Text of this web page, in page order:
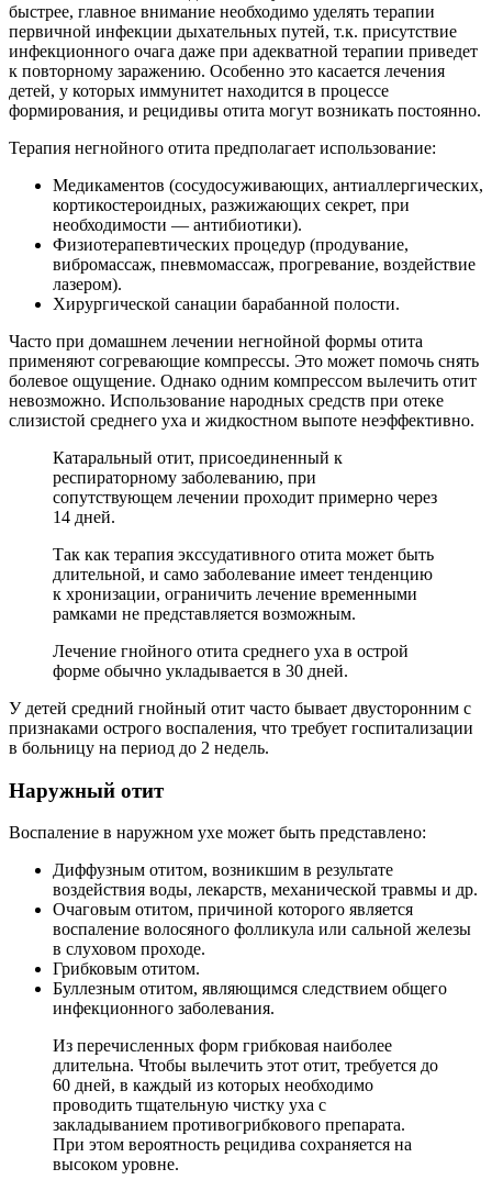
быстрее, главное внимание необходимо уделять терапии
первичной инфекции дыхательных путей, т.к. присутствие
инфекционного очага даже при адекватной терапии приведет
к повторному заражению. Особенно это касается лечения
детей, у которых иммунитет находится в процессе
формирования, и рецидивы отита могут возникать постоянно.
Терапия негнойного отита предполагает использование:
Медикаментов (сосудосуживающих, антиаллергических,
кортикостероидных, разжижающих секрет, при
необходимости — антибиотики).
Физиотерапевтических процедур (продувание,
вибромассаж, пневмомассаж, прогревание, воздействие
лазером).
Хирургической санации барабанной полости.
Часто при домашнем лечении негнойной формы отита
применяют согревающие компрессы. Это может помочь снять
болевое ощущение. Однако одним компрессом вылечить отит
невозможно. Использование народных средств при отеке
слизистой среднего уха и жидкостном выпоте неэффективно.
Катаральный отит, присоединенный к
респираторному заболеванию, при
сопутствующем лечении проходит примерно через
14 дней.
Так как терапия экссудативного отита может быть
длительной, и само заболевание имеет тенденцию
к хронизации, ограничить лечение временными
рамками не представляется возможным.
Лечение гнойного отита среднего уха в острой
форме обычно укладывается в 30 дней.
У детей средний гнойный отит часто бывает двусторонним с
признаками острого воспаления, что требует госпитализации
в больницу на период до 2 недель.
Наружный отит
Воспаление в наружном ухе может быть представлено:
Диффузным отитом, возникшим в результате
воздействия воды, лекарств, механической травмы и др.
Очаговым отитом, причиной которого является
воспаление волосяного фолликула или сальной железы
в слуховом проходе.
Грибковым отитом.
Буллезным отитом, являющимся следствием общего
инфекционного заболевания.
Из перечисленных форм грибковая наиболее
длительна. Чтобы вылечить этот отит, требуется до
60 дней, в каждый из которых необходимо
проводить тщательную чистку уха с
закладыванием противогрибкового препарата.
При этом вероятность рецидива сохраняется на
высоком уровне.